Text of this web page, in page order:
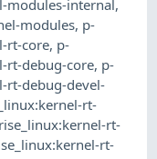
modules-internal,
modules, p-
rt-core, p-
rt-debug-core, p-
rt-debug-devel-
rt-
rt-
rt-